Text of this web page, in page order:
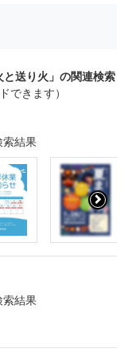
送り火」の関連検索
できます）
索結果
索結果